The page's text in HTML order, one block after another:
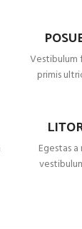
Vestibulum
primis
Egestas